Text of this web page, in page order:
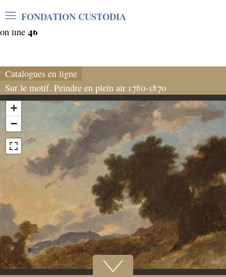
Warning: Undefined array key "var_mode" in
/home/clients/06cf3fb6db0bf3383064f508e4e3b220/
on line 46
FONDATION CUSTODIA
Catalogues en ligne
Sur le motif. Peindre en plein air 1780-1870
+
−